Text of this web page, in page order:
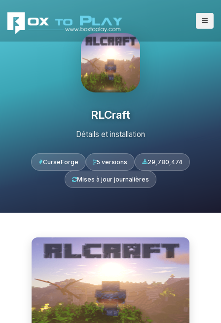
RLCraft
Détails et installation
CurseForge 5 versions 29,780,474
Mises à jour journalières